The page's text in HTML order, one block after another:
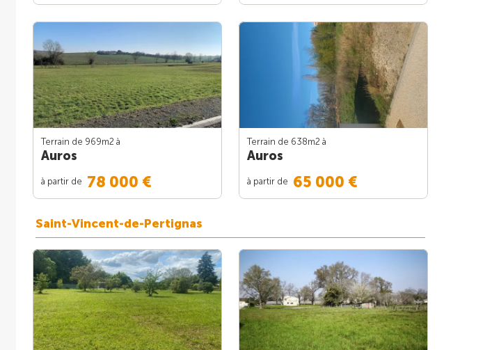
Terrain de 969m2 à
Auros
à partir de 78 000 €
Terrain de 638m2 à
Auros
à partir de 65 000 €
Saint-Vincent-de-Pertignas